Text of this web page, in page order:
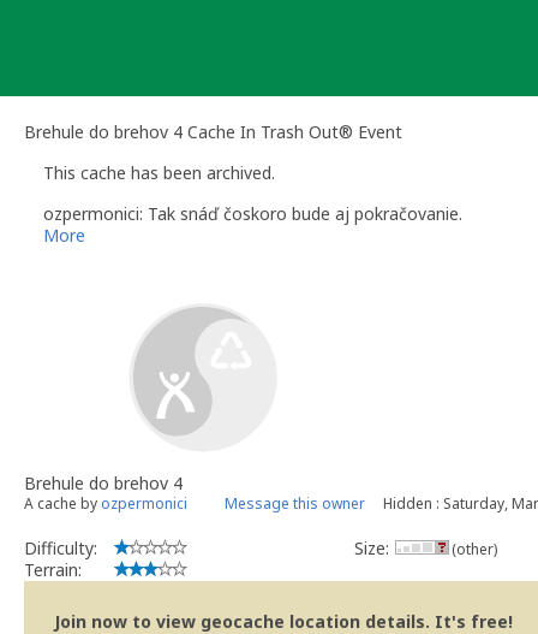
Brehule do brehov 4 Cache In Trash Out® Event
This cache has been archived.
ozpermonici: Tak snáď čoskoro bude aj pokračovanie.
More
Brehule do brehov 4
A cache by ozpermonici Message this owner Hidden : Saturday,
Difficulty:
Terrain:
Size: (other)
Join now to view geocache location details. It's free!